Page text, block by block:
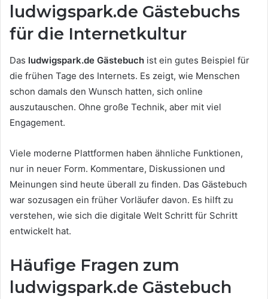
ludwigspark.de Gästebuchs
für die Internetkultur
Das ludwigspark.de Gästebuch ist ein gutes Beispiel für
die frühen Tage des Internets. Es zeigt, wie Menschen
schon damals den Wunsch hatten, sich online
auszutauschen. Ohne große Technik, aber mit viel
Engagement.
Viele moderne Plattformen haben ähnliche Funktionen,
nur in neuer Form. Kommentare, Diskussionen und
Meinungen sind heute überall zu finden. Das Gästebuch
war sozusagen ein früher Vorläufer davon. Es hilft zu
verstehen, wie sich die digitale Welt Schritt für Schritt
entwickelt hat.
Häufige Fragen zum
ludwigspark.de Gästebuch